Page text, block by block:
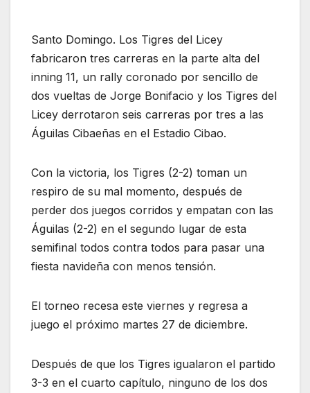
Santo Domingo. Los Tigres del Licey
fabricaron tres carreras en la parte alta del
inning 11, un rally coronado por sencillo de
dos vueltas de Jorge Bonifacio y los Tigres del
Licey derrotaron seis carreras por tres a las
Águilas Cibaeñas en el Estadio Cibao.
Con la victoria, los Tigres (2-2) toman un
respiro de su mal momento, después de
perder dos juegos corridos y empatan con las
Águilas (2-2) en el segundo lugar de esta
semifinal todos contra todos para pasar una
fiesta navideña con menos tensión.
El torneo recesa este viernes y regresa a
juego el próximo martes 27 de diciembre.
Después de que los Tigres igualaron el partido
3-3 en el cuarto capítulo, ninguno de los dos